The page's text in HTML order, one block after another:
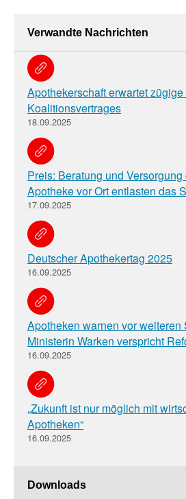
Verwandte Nachrichten
Downloads
Apothekerschaft erwartet
Koalitionsvertrages
18.09.2025
Preis: Beratung und
Apotheke vor Ort entlasten das
17.09.2025
Deutscher Apothekertag 2025
16.09.2025
Apotheken warnen vor
Ministerin Warken verspricht
16.09.2025
„Zukunft ist nur möglich mit
Apotheken“
16.09.2025